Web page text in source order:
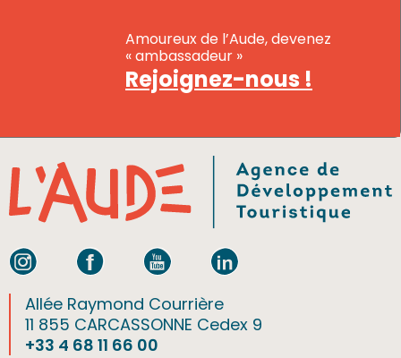
Amoureux de l’Aude, devenez
« ambassadeur »
Rejoignez-nous !
Allée Raymond Courrière
11 855 CARCASSONNE Cedex 9
+33 4 68 11 66 00